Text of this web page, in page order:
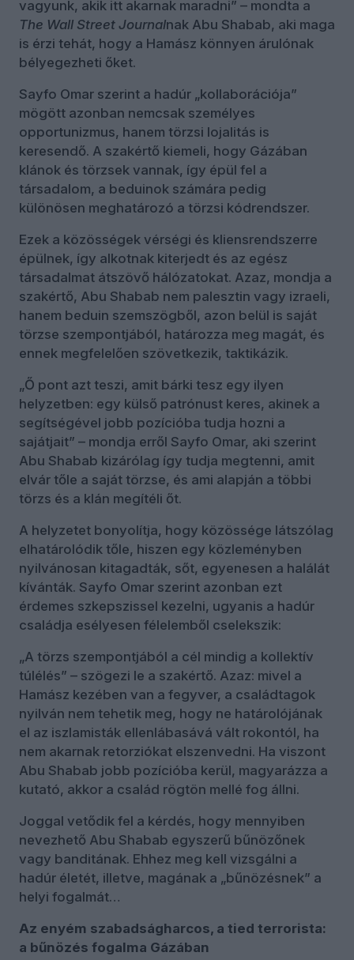
vagyunk, akik itt akarnak maradni” – mondta a
The Wall Street Journalnak Abu Shabab, aki maga
is érzi tehát, hogy a Hamász könnyen árulónak
bélyegezheti őket.
Sayfo Omar szerint a hadúr „kollaborációja”
mögött azonban nemcsak személyes
opportunizmus, hanem törzsi lojalitás is
keresendő. A szakértő kiemeli, hogy Gázában
klánok és törzsek vannak, így épül fel a
társadalom, a beduinok számára pedig
különösen meghatározó a törzsi kódrendszer.
Ezek a közösségek vérségi és kliensrendszerre
épülnek, így alkotnak kiterjedt és az egész
társadalmat átszövő hálózatokat. Azaz, mondja a
szakértő, Abu Shabab nem palesztin vagy izraeli,
hanem beduin szemszögből, azon belül is saját
törzse szempontjából, határozza meg magát, és
ennek megfelelően szövetkezik, taktikázik.
„Ő pont azt teszi, amit bárki tesz egy ilyen
helyzetben: egy külső patrónust keres, akinek a
segítségével jobb pozícióba tudja hozni a
sajátjait” – mondja erről Sayfo Omar, aki szerint
Abu Shabab kizárólag így tudja megtenni, amit
elvár tőle a saját törzse, és ami alapján a többi
törzs és a klán megítéli őt.
A helyzetet bonyolítja, hogy közössége látszólag
elhatárolódik tőle, hiszen egy közleményben
nyilvánosan kitagadták, sőt, egyenesen a halálát
kívánták. Sayfo Omar szerint azonban ezt
érdemes szkepszissel kezelni, ugyanis a hadúr
családja esélyesen félelemből cselekszik:
„A törzs szempontjából a cél mindig a kollektív
túlélés” – szögezi le a szakértő. Azaz: mivel a
Hamász kezében van a fegyver, a családtagok
nyilván nem tehetik meg, hogy ne határolójának
el az iszlamisták ellenlábasává vált rokontól, ha
nem akarnak retorziókat elszenvedni. Ha viszont
Abu Shabab jobb pozícióba kerül, magyarázza a
kutató, akkor a család rögtön mellé fog állni.
Joggal vetődik fel a kérdés, hogy mennyiben
nevezhető Abu Shabab egyszerű bűnözőnek
vagy banditának. Ehhez meg kell vizsgálni a
hadúr életét, illetve, magának a „bűnözésnek” a
helyi fogalmát…
Az enyém szabadságharcos, a tied terrorista:
a bűnözés fogalma Gázában